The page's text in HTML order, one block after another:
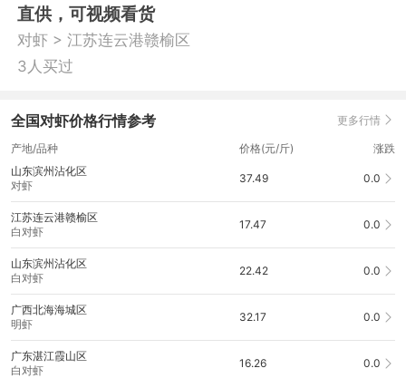
直供，可视频看货
对虾 > 江苏连云港赣榆区
3人买过
全国对虾价格行情参考 更多行情
产地/品种 价格(元/斤)
涨跌
山东滨州沾化区
对虾
37.49 0.0
江苏连云港赣榆区
白对虾
17.47 0.0
山东滨州沾化区
白对虾
22.42 0.0
广西北海海城区
明虾
32.17 0.0
广东湛江霞山区
白对虾
16.26 0.0